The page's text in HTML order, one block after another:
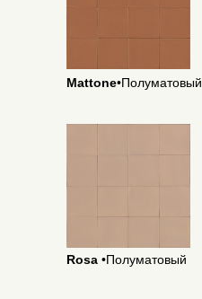
Rosa •Полуматовый
Mattone•Полуматовый